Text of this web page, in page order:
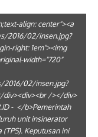
align: center"><a
2016/02/insen.jpg?
right: 1em"><img
width="720"
2016/02/insen.jpg?
div><div><br /></div>
- </b>Pemerintah
unit insinerator
Keputusan ini